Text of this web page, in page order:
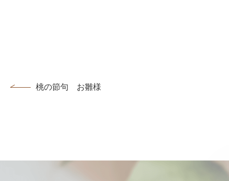
桃の節句 お雛様